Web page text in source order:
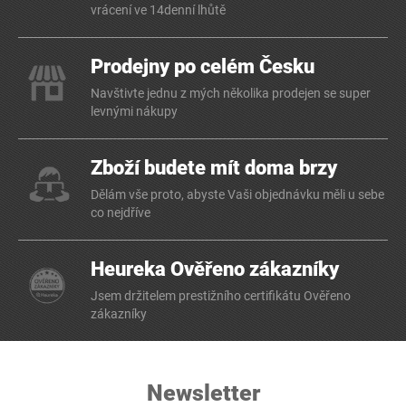
vrácení ve 14denní lhůtě
Prodejny po celém Česku
Navštivte jednu z mých několika prodejen se super
levnými nákupy
Zboží budete mít doma brzy
Dělám vše proto, abyste Vaši objednávku měli u sebe
co nejdříve
Heureka Ověřeno zákazníky
Jsem držitelem prestižního certifikátu Ověřeno
zákazníky
Newsletter